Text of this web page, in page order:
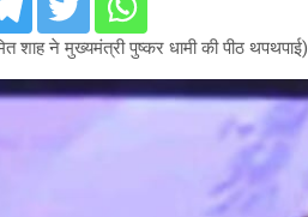
शाह ने मुख्यमंत्री पुष्कर धामी की पीठ थपथपाई)